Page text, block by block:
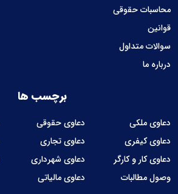
محاسبات حقوقی
قوانین
سوالات متداول
درباره ما
برچسب ها
دعاوی ملکی دعاوی حقوقی
دعاوی کیفری
دعاوی تجاری
دعاوی کار و کارگر
دعاوی شهرداری
وصول مطالبات
دعاوی مالیاتی